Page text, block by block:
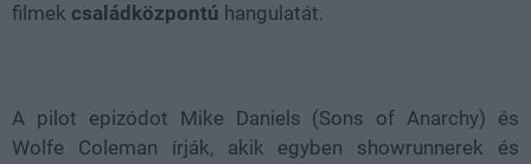
filmek családközpontú hangulatát.
A pilot epizódot Mike Daniels (Sons of Anarchy) és
Wolfe Coleman írják, akik egyben showrunnerek és